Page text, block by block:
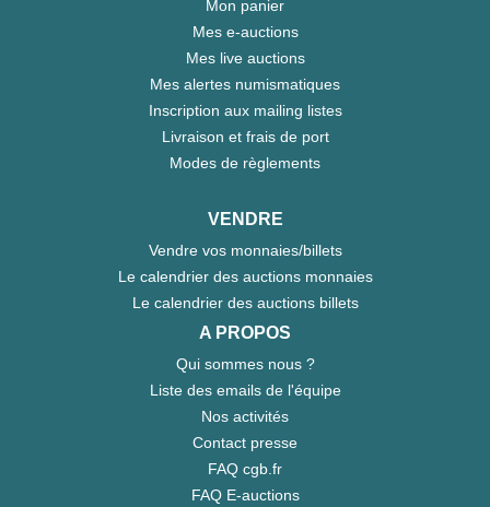
Mon panier
Mes e-auctions
Mes live auctions
Mes alertes numismatiques
Inscription aux mailing listes
Livraison et frais de port
Modes de règlements
VENDRE
Vendre vos monnaies/billets
Le calendrier des auctions monnaies
Le calendrier des auctions billets
A PROPOS
Qui sommes nous ?
Liste des emails de l'équipe
Nos activités
Contact presse
FAQ cgb.fr
FAQ E-auctions